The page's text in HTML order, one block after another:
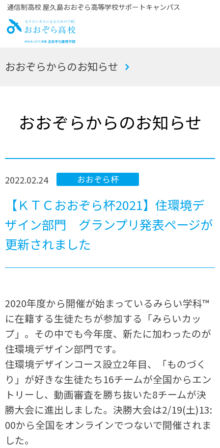
通信制高校 屋久島おおぞら高等学校サポートキャンパス
お
おおぞらからのお知らせ
おおぞらからのお知らせ
2022.02.24 おおぞら杯
【ＫＴＣおおぞら杯2021】住環境デ
ザイン部門 グランプリ発表ページが
更新されました
2020年度から開催が始まっているみらい学科™
に在籍する生徒たちが参加する「みらいカッ
プ」。その中でも今年度、新たに加わったのが
住環境デザイン部門です。
住環境デザインコース設立2年目、「ものづく
り」が好きな生徒たち16チームが全国からエン
トリーし、動画審査を勝ち抜いた8チームが決
勝大会に進出しました。決勝大会は2/19(土)13:
00から全国をオンラインでつないで開催されま
した。